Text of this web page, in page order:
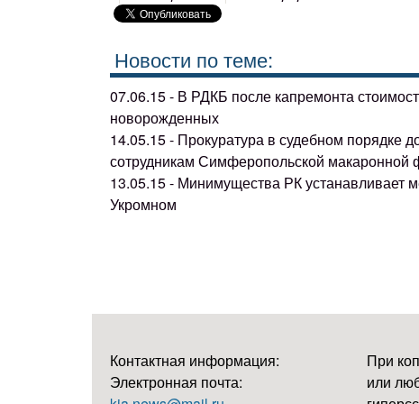
Новости по теме:
07.06.15 - В РДКБ после капремонта
новорожденных
14.05.15 - Прокуратура в судебном порядке
сотрудникам Симферопольской макаронной
13.05.15 - Минимущества РК устанавливает
Укромном
Контактная информация:
Электронная почта:
При
или